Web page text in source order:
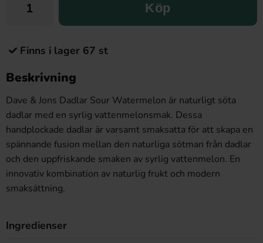
Köp
Finns i lager 67 st
Beskrivning
Dave & Jons Dadlar Sour Watermelon är naturligt söta
dadlar med en syrlig vattenmelonsmak. Dessa
handplockade dadlar är varsamt smaksatta för att skapa en
spännande fusion mellan den naturliga sötman från dadlar
och den uppfriskande smaken av syrlig vattenmelon. En
innovativ kombination av naturlig frukt och modern
smaksättning.
Ingredienser